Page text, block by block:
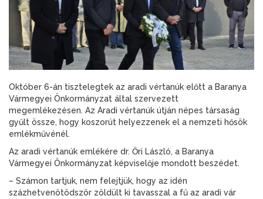
Október 6-án tisztelegtek az aradi vértanúk előtt a Baranya
Vármegyei Önkormányzat által szervezett
megemlékezésen. Az Aradi vértanúk útján népes társaság
gyűlt össze, hogy koszorút helyezzenek el a nemzeti hősök
emlékművénél.
Az aradi vértanúk emlékére dr. Őri László, a Baranya
Vármegyei Önkormányzat képviselője mondott beszédet.
– Számon tartjuk, nem felejtjük, hogy az idén
százhetvenötödször zöldült ki tavasszal a fű az aradi vár